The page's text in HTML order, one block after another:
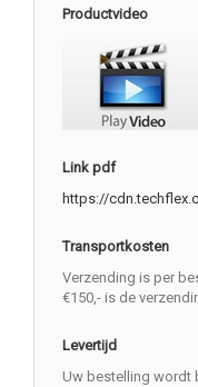
Productvideo
Link pdf
https://
Transportkosten
Verzending is per
€150,- is de
Levertijd
Uw bestelling wordt